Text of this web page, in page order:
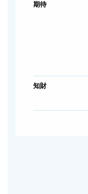
期待
知財